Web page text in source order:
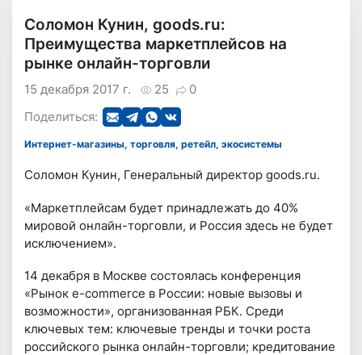
Соломон Кунин, goods.ru:
Преимущества маркетплейсов на
рынке онлайн-торговли
25 0
15 декабря 2017 г.
Поделиться:
Интернет-магазины, торговля, ретейл, экосистемы
Соломон Кунин, Генеральный директор goods.ru.
«Маркетплейсам будет принадлежать до 40%
мировой онлайн-торговли, и Россия здесь не будет
исключением».
14 декабря в Москве состоялась конференция
«Рынок e-commerce в России: новые вызовы и
возможности», организованная РБК. Среди
ключевых тем: ключевые тренды и точки роста
российского рынка онлайн-торговли; кредитование